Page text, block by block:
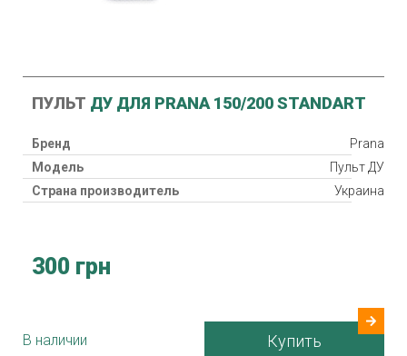
ПУЛЬТ ДУ ДЛЯ PRANA 150/200 STANDART
Бренд
Prana
Модель
Пульт ДУ
Страна производитель
Украина
300 грн
В наличии Купить